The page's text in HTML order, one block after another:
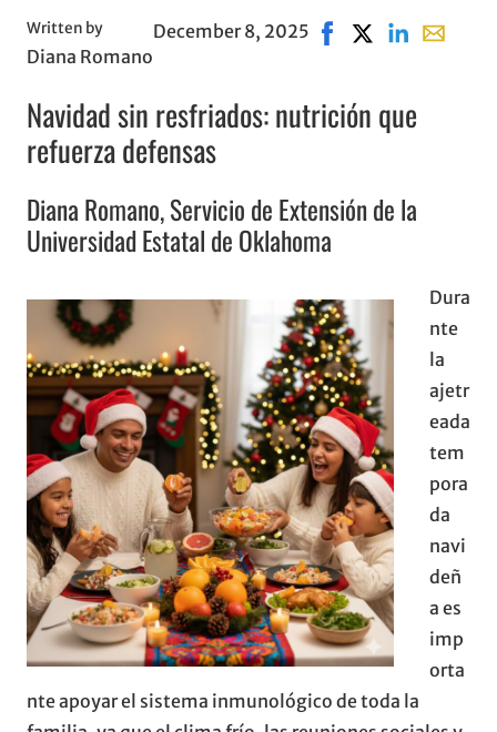
Written by
Diana Romano
December 8, 2025 Share on Facebook,
Share on X,
Share on
Share
Navidad sin resfriados: nutrición que
refuerza defensas
Diana Romano, Servicio de Extensión de la
Universidad Estatal de Oklahoma
Dura
nte
la
ajetr
eada
tem
pora
da
navi
deñ
a es
imp
orta
nte apoyar el sistema inmunológico de toda la